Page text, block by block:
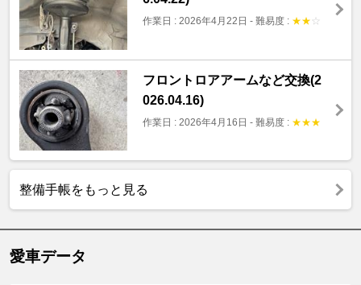
作業日 : 2026年4月22日 - 難易度 : ★★ ☆
フロントロアアームなど交換(2
026.04.16)
作業日 : 2026年4月16日 - 難易度 : ★★★
整備手帳をもっと見る
愛車データ